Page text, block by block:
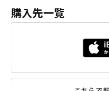
購入先一覧